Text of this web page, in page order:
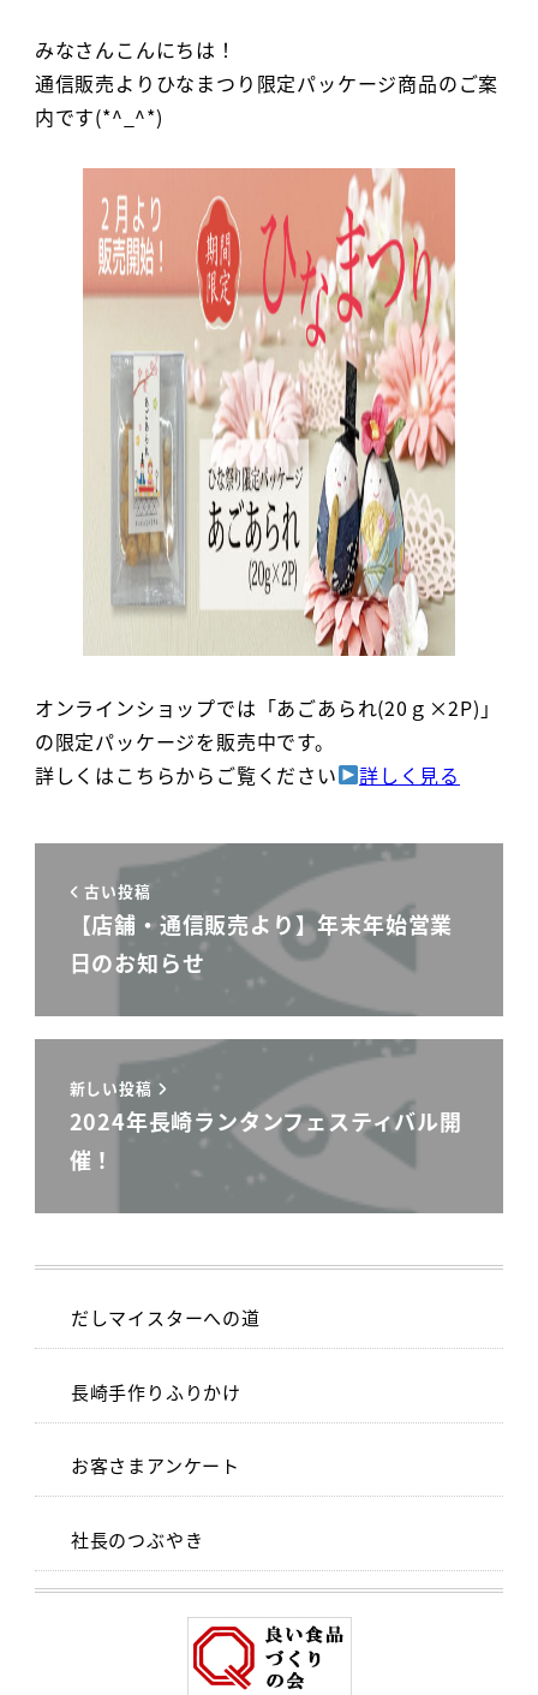
みなさんこんにちは！
通信販売よりひなまつり限定パッケージ商品のご案
内です(*^_^*)
オンラインショップでは「あごあられ(20ｇ×2P)」
の限定パッケージを販売中です。
詳しくはこちらからご覧ください
詳しく見る
古い投稿
【店舗・通信販売より】年末年始営業
日のお知らせ
新しい投稿
2024年長崎ランタンフェスティバル開
催！
だしマイスターへの道
長崎手作りふりかけ
お客さまアンケート
社長のつぶやき